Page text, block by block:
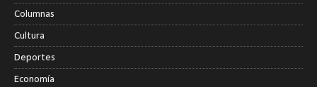
Columnas
Cultura
Deportes
Economía